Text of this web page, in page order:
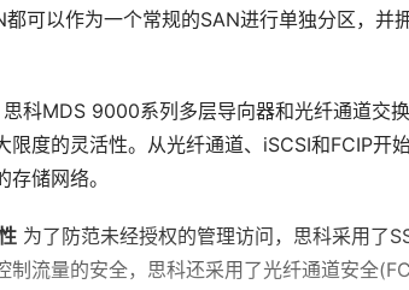
可以作为一个常规的SAN进行单独分区，并
思科MDS 9000系列多层导向器和光纤通道交
限度的灵活性。从光纤通道、iSCSI和FCIP
存储网络。
为了防范未经授权的管理访问，思科采用了
制流量的安全，思科还采用了光纤通道安全